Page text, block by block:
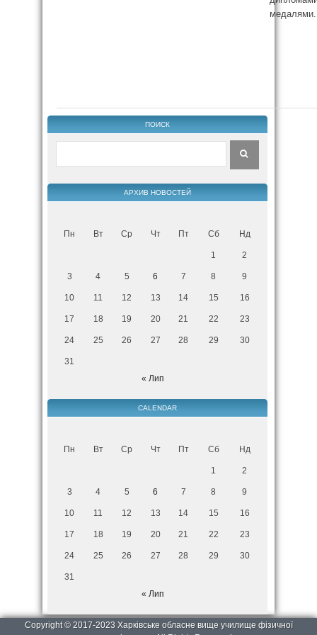
медалями.
ПОИСК
АРХИВ НОВОСТЕЙ
Пн Вт Ср Чт Пт Сб Нд
1 2
3 4 5 6 7 8 9
10 11 12 13 14 15 16
17 18 19 20 21 22 23
24 25 26 27 28 29 30
31
« Лип
CALENDAR
Пн Вт Ср Чт Пт Сб Нд
1 2
3 4 5 6 7 8 9
10 11 12 13 14 15 16
17 18 19 20 21 22 23
24 25 26 27 28 29 30
31
« Лип
Copyright © 2017-2023 Харківське обласне вище училище фізичної